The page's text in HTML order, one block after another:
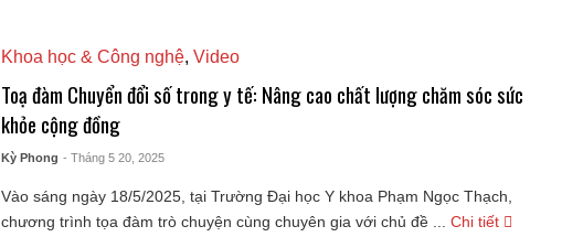
Khoa học & Công nghệ, Video
Toạ đàm Chuyển đổi số trong y tế: Nâng cao chất lượng chăm sóc sức
khỏe cộng đồng
Kỳ Phong - Tháng 5 20, 2025
Vào sáng ngày 18/5/2025, tại Trường Đại học Y khoa Phạm Ngọc Thạch,
chương trình tọa đàm trò chuyện cùng chuyên gia với chủ đề ...
Chi tiết